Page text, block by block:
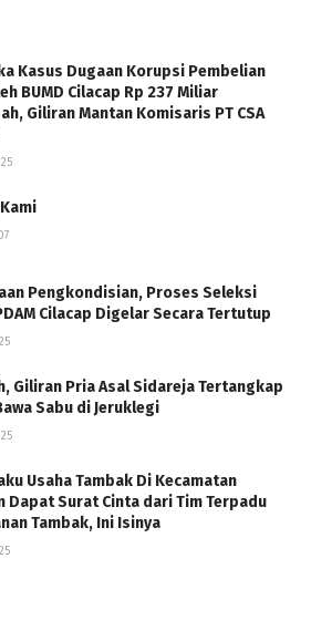
Kasus Dugaan Korupsi Pembelian
BUMD Cilacap Rp 237 Miliar
Giliran Mantan Komisaris PT CSA
Pengkondisian, Proses Seleksi
Cilacap Digelar Secara Tertutup
Giliran Pria Asal Sidareja Tertangkap
Sabu di Jeruklegi
Usaha Tambak Di Kecamatan
Dapat Surat Cinta dari Tim Terpadu
Tambak, Ini Isinya